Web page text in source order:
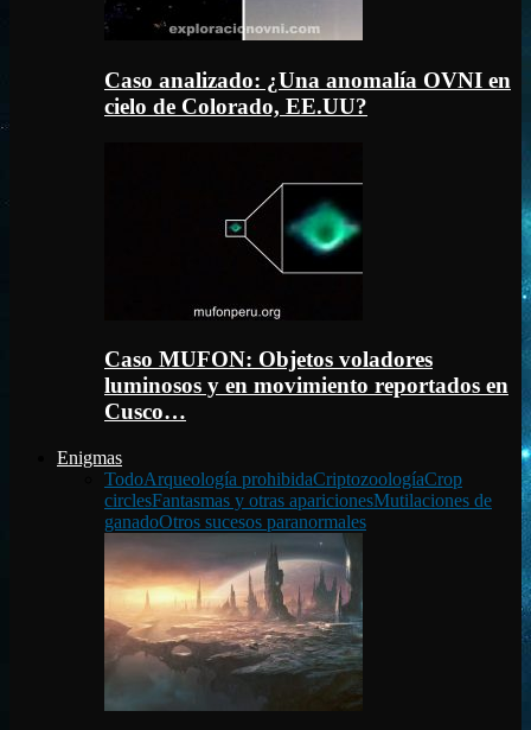
Caso analizado: ¿Una anomalía OVNI en
cielo de Colorado, EE.UU?
Caso MUFON: Objetos voladores
luminosos y en movimiento reportados en
Cusco…
Enigmas
TodoArqueología prohibidaCriptozoologíaCrop
circlesFantasmas y otras aparicionesMutilaciones de
ganadoOtros sucesos paranormales